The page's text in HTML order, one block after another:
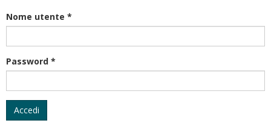
Nome utente *
Password *
Accedi